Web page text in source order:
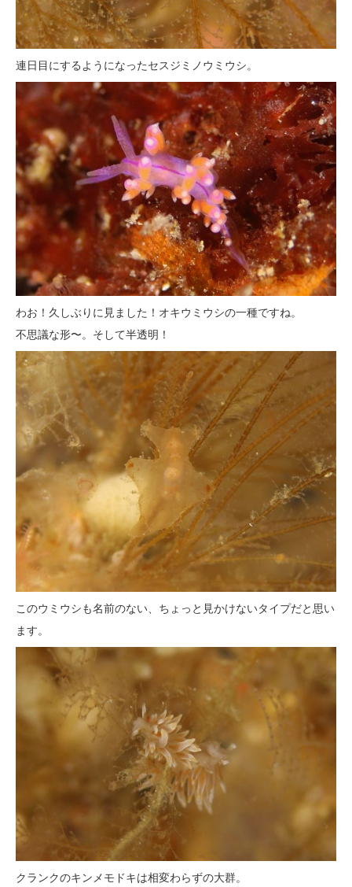
連日目にするようになったセスジミノウミウシ。
わお！久しぶりに見ました！オキウミウシの一種ですね。
不思議な形〜。そして半透明！
このウミウシも名前のない、ちょっと見かけないタイプだと思い
ます。
クランクのキンメモドキは相変わらずの大群。